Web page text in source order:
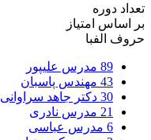
تعداد دوره
بر اساس امتیاز
حروف الفبا
89 مدرس علیپور
43 مهندس پاسبان
30 دکتر جاهد سراوانی
21 مدرس نادری
6 مدرس عباسی